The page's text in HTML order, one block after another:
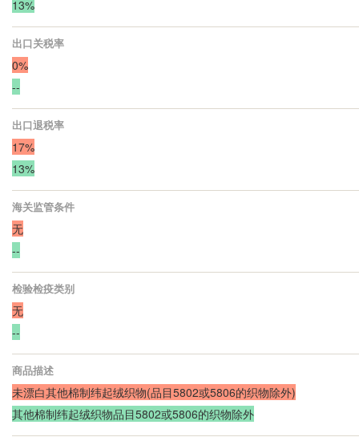
13%
出口关税率
0%
--
出口退税率
17%
13%
海关监管条件
无
--
检验检疫类别
无
--
商品描述
未漂白其他棉制纬起绒织物(品目5802或5806的织物除外)
其他棉制纬起绒织物品目5802或5806的织物除外